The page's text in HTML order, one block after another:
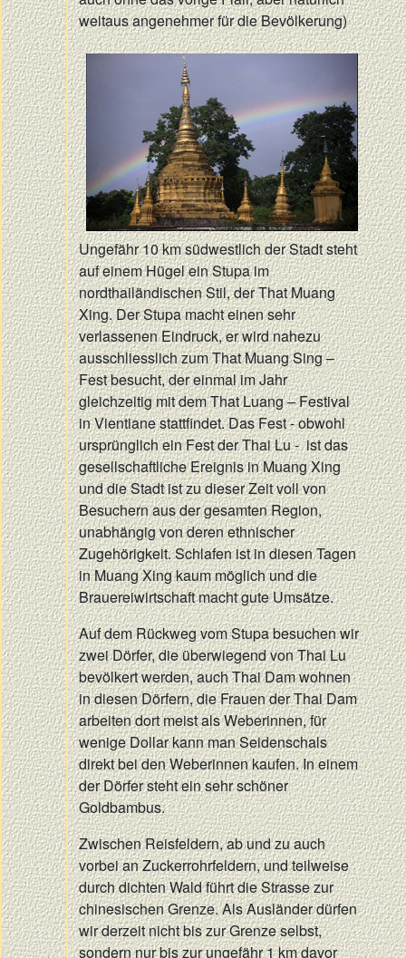
weitaus angenehmer für die Bevölkerung)
Ungefähr 10 km südwestlich der Stadt steht
auf einem Hügel ein Stupa im
nordthailändischen Stil, der That Muang
Xing. Der Stupa macht einen sehr
verlassenen Eindruck, er wird nahezu
ausschliesslich zum That Muang Sing –
Fest besucht, der einmal im Jahr
gleichzeitig mit dem That Luang – Festival
in Vientiane stattfindet. Das Fest - obwohl
ursprünglich ein Fest der Thai Lu - ist das
gesellschaftliche Ereignis in Muang Xing
und die Stadt ist zu dieser Zeit voll von
Besuchern aus der gesamten Region,
unabhängig von deren ethnischer
Zugehörigkeit. Schlafen ist in diesen Tagen
in Muang Xing kaum möglich und die
Brauereiwirtschaft macht gute Umsätze.
Auf dem Rückweg vom Stupa besuchen wir
zwei Dörfer, die überwiegend von Thai Lu
bevölkert werden, auch Thai Dam wohnen
in diesen Dörfern, die Frauen der Thai Dam
arbeiten dort meist als Weberinnen, für
wenige Dollar kann man Seidenschals
direkt bei den Weberinnen kaufen. In einem
der Dörfer steht ein sehr schöner
Goldbambus.
Zwischen Reisfeldern, ab und zu auch
vorbei an Zuckerrohrfeldern, und teilweise
durch dichten Wald führt die Strasse zur
chinesischen Grenze. Als Ausländer dürfen
wir derzeit nicht bis zur Grenze selbst,
sondern nur bis zur ungefähr 1 km davor